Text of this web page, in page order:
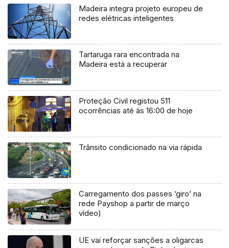
Madeira integra projeto europeu de
redes elétricas inteligentes
Tartaruga rara encontrada na
Madeira está a recuperar
Proteção Civil registou 511
ocorrências até às 16:00 de hoje
Trânsito condicionado na via rápida
Carregamento dos passes ‘giro’ na
rede Payshop a partir de março
vídeo)
UE vai reforçar sanções a oligarcas